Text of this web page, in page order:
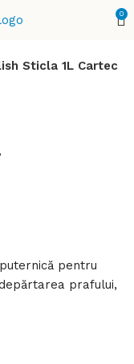
0
Sticla 1L Cartec
pentru
prafului,